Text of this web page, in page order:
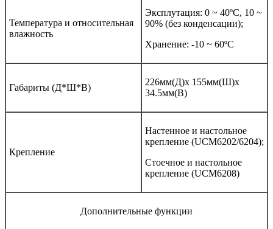
Температура и относительная
влажность
Эксплутация: 0 ~ 40ºC, 10 ~
90% (без конденсации);
Хранение: -10 ~ 60ºC
Габариты (Д*Ш*В)
226мм(Д)x 155мм(Ш)x
34.5мм(В)
Крепление
Настенное и настольное
крепление (UCM6202/6204);
Стоечное и настольное
крепление (UCM6208)
Дополнительные функции